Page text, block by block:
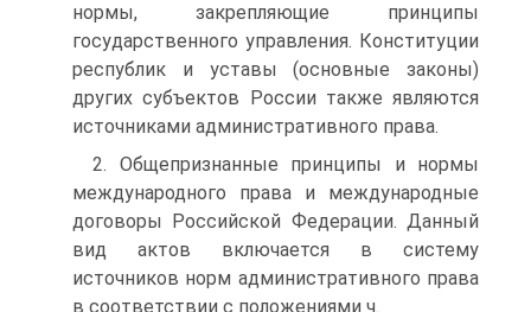
нормы, закрепляющие принципы
государственного управления. Конституции
республик и уставы (основные законы)
других субъектов России также являются
источниками административного права.
2. Общепризнанные принципы и нормы
международного права и международные
договоры Российской Федерации. Данный
вид актов включается в систему
источников норм административного права
в соответствии с положениями ч.